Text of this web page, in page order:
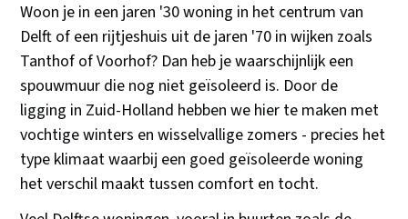
Woon je in een jaren '30 woning in het centrum van
Delft of een rijtjeshuis uit de jaren '70 in wijken zoals
Tanthof of Voorhof? Dan heb je waarschijnlijk een
spouwmuur die nog niet geïsoleerd is. Door de
ligging in Zuid-Holland hebben we hier te maken met
vochtige winters en wisselvallige zomers - precies het
type klimaat waarbij een goed geïsoleerde woning
het verschil maakt tussen comfort en tocht.